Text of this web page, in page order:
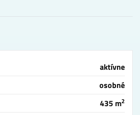
aktívne
osobné
435 m2